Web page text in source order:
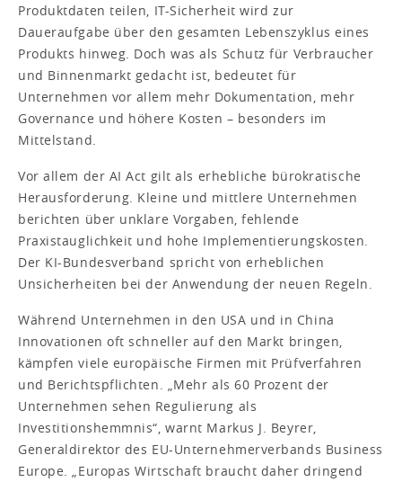
Produktdaten teilen, IT-Sicherheit wird zur
Daueraufgabe über den gesamten Lebenszyklus eines
Produkts hinweg. Doch was als Schutz für Verbraucher
und Binnenmarkt gedacht ist, bedeutet für
Unternehmen vor allem mehr Dokumentation, mehr
Governance und höhere Kosten – besonders im
Mittelstand.
Vor allem der AI Act gilt als erhebliche bürokratische
Herausforderung. Kleine und mittlere Unternehmen
berichten über unklare Vorgaben, fehlende
Praxistauglichkeit und hohe Implementierungskosten.
Der KI-Bundesverband spricht von erheblichen
Unsicherheiten bei der Anwendung der neuen Regeln.
Während Unternehmen in den USA und in China
Innovationen oft schneller auf den Markt bringen,
kämpfen viele europäische Firmen mit Prüfverfahren
und Berichtspflichten. „Mehr als 60 Prozent der
Unternehmen sehen Regulierung als
Investitionshemmnis“, warnt Markus J. Beyrer,
Generaldirektor des EU-Unternehmerverbands Business
Europe. „Europas Wirtschaft braucht daher dringend